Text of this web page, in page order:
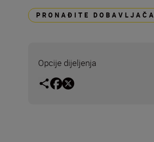
PRONAĐITE DOBAVLJAČA
Opcije dijeljenja